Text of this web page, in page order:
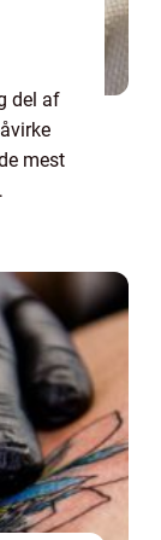
del af
mest